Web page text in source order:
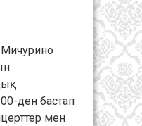
ден бастап
мен